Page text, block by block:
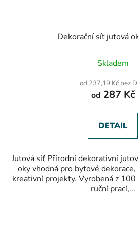
Dekorační síť jutová
Skladem
od 237,19 Kč bez
od 287 Kč
DETAIL
Jutová síť Přírodní dekorativní
oky vhodná pro bytové
kreativní projekty. Vyrobená z
ruční prací,...